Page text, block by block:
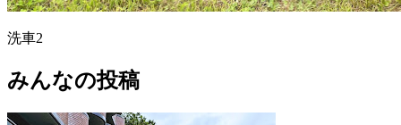
洗車2
みんなの投稿